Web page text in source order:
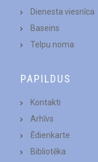
Dienesta viesnīca
Baseins
Telpu noma
PAPILDUS
Kontakti
Arhīvs
Ēdienkarte
Bibliotēka